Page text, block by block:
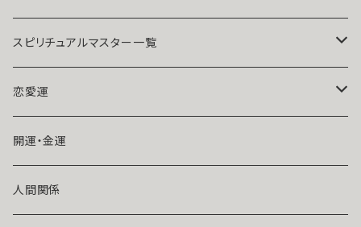
縁 引き寄せ 叶う マルチカラー
スピリチュアルマスター一覧
魔術師アリエル
悪魔術師べリアル
風水師さくら
恋愛運
片思い
ライバルの居る恋（略奪したい）
開運・金運
人間関係